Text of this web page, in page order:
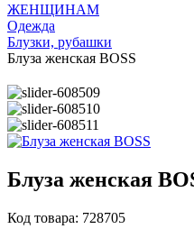
ЖЕНЩИНАМ
Одежда
Блузки, рубашки
Блуза женская BOSS
Блуза женская
Код товара: 728705